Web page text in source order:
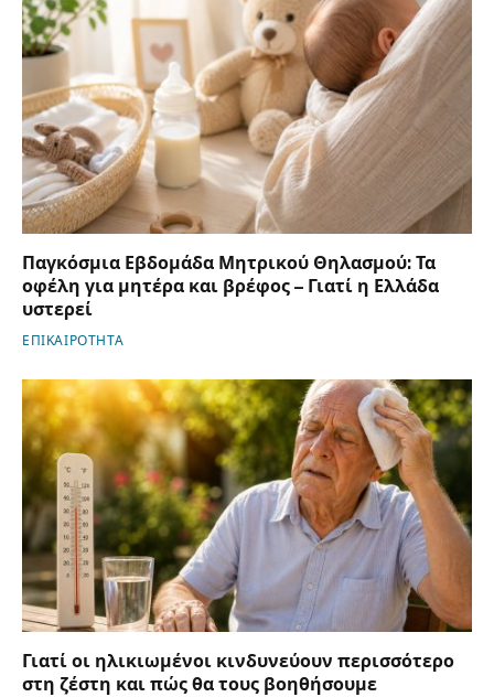
Παγκόσμια Εβδομάδα Μητρικού Θηλασμού: Τα
οφέλη για μητέρα και βρέφος – Γιατί η Ελλάδα
υστερεί
ΕΠΙΚΑΙΡΟΤΗΤΑ
Γιατί οι ηλικιωμένοι κινδυνεύουν περισσότερο
στη ζέστη και πώς θα τους βοηθήσουμε